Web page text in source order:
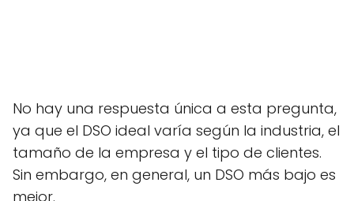
No hay una respuesta única a esta pregunta,
ya que el DSO ideal varía según la industria, el
tamaño de la empresa y el tipo de clientes.
Sin embargo, en general, un DSO más bajo es
mejor.